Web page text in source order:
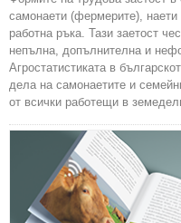
самонаети (фермерите),
работна ръка. Тази заетост
непълна, допълнителна и
Агростатистиката в
дела на самонаетите и
от всички работещи в